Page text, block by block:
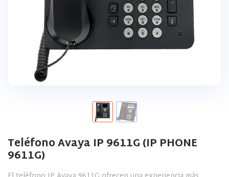
Teléfono Avaya IP 9611G (IP PHONE
9611G)